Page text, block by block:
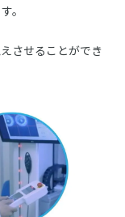
。
させることができ